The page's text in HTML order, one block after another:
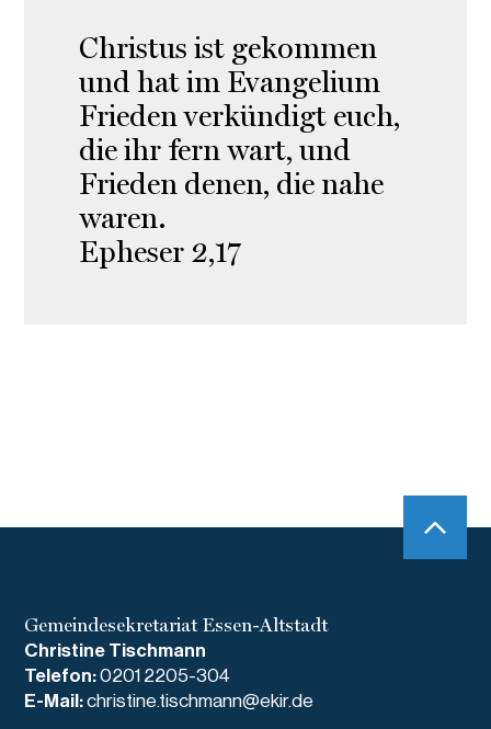
Christus ist gekommen
und hat im Evangelium
Frieden verkündigt euch,
die ihr fern wart, und
Frieden denen, die nahe
waren.
Epheser 2,17
Gemeindesekretariat Essen-Altstadt
Christine Tischmann
Telefon:0201 2205-304
E-Mail:christine.tischmann@ekir.de